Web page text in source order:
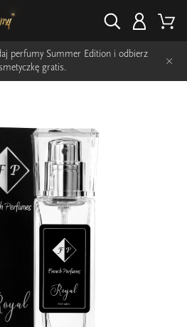
perfumy Summer Edition i odbierz
gratis.
×